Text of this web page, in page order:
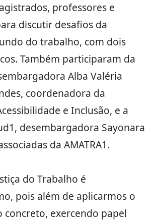
professores e
discutir desafios da
do trabalho, com dois
Também participaram da
Alba Valéria
coordenadora da
e Inclusão, e a
desembargadora Sayonara
da AMATRA1.
do Trabalho é
pois além de aplicarmos o
concreto, exercendo papel